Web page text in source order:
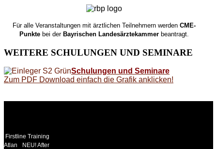
Für alle Veranstaltungen mit ärztlichen Teilnehmern werdenCME-
Punkte bei derBayrischen Landesärztekammer beantragt.
WEITERE SCHULUNGEN UND SEMINARE
Schulungen und Seminare
Zum PDF Download einfach die Grafik anklicken!
Firstline Training
Atlan
NEU! After